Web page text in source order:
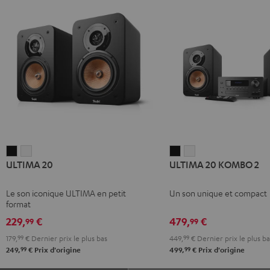
20 20
ULTIMA 20
Le son iconique ULTIMA en petit
format
229,99 €
179, 99 € Dernier prix le plus bas
249,99 € Prix d'origine
20
2
20
2
ULTIMA 20 KOMBO 2
Un son unique et compact
479,99€
449, 99€Dernier prix le plus
499,99€Prix d'origine